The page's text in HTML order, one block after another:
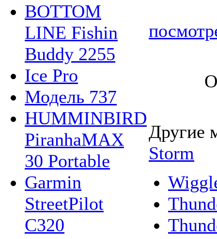
BOTTOM
LINE Fishin
Buddy 2255
Ice Pro
Модель 737
HUMMINBIRD
PiranhaMAX
30 Portable
Garmin
StreetPilot
C320
Другие
Storm